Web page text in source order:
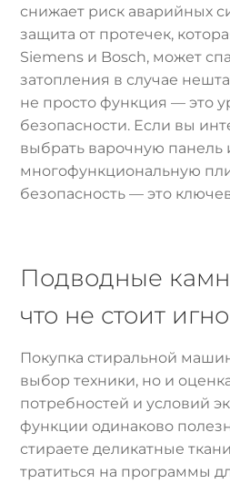
снижает риск аварийных
защита от протечек,
Siemens и Bosch, может
затопления в случае
не просто функция — это
безопасности. Если вы
выбрать варочную панель
многофункциональную
безопасность — это
Подводные
что не стоит
Покупка стиральной
выбор техники, но и
потребностей и условий
функции одинаково
стираете деликатные
тратиться на программы